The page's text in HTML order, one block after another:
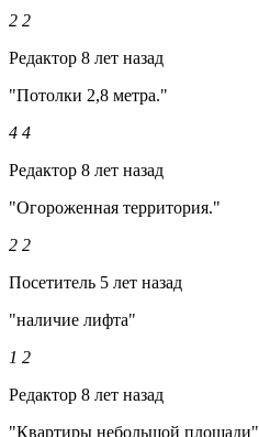
2 2
Редактор 8 лет назад
"Потолки 2,8 метра."
4 4
Редактор 8 лет назад
"Огороженная территория."
2 2
Посетитель 5 лет назад
"наличие лифта"
1 2
Редактор 8 лет назад
"Квартиры небольшой площади"